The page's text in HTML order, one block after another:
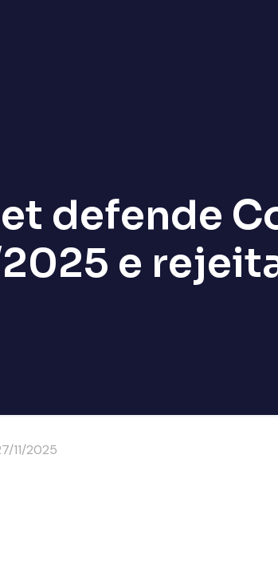
defende
e
11/2025